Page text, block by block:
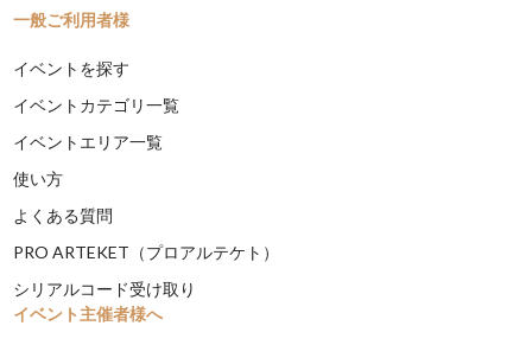
一般ご利用者様
イベントを探す
イベントカテゴリ一覧
イベントエリア一覧
使い方
よくある質問
PRO ARTEKET（プロアルテケト）
シリアルコード受け取り
イベント主催者様へ